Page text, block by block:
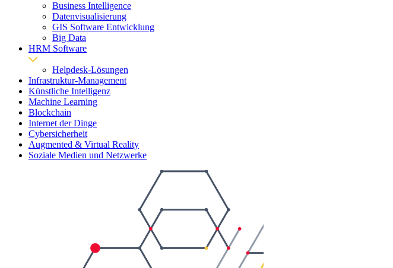
Business Intelligence
Datenvisualisierung
GIS Software Entwicklung
Big Data
HRM Software
Helpdesk-Lösungen
Infrastruktur-Management
Künstliche Intelligenz
Machine Learning
Blockchain
Internet der Dinge
Cybersicherheit
Augmented & Virtual Reality
Soziale Medien und Netzwerke